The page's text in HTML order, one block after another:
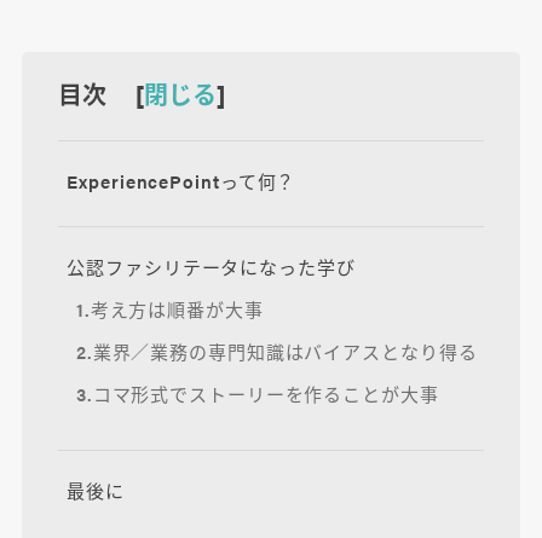
目次 [閉じる]
ExperiencePointって何？
公認ファシリテータになった学び
1.考え方は順番が大事
2.業界／業務の専門知識はバイアスとなり得る
3.コマ形式でストーリーを作ることが大事
最後に